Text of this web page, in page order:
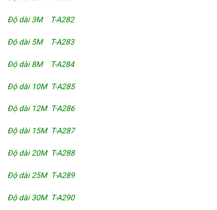
Độ dài 3M T-A282
Độ dài 5M T-A283
Độ dài 8M T-A284
Độ dài 10M T-A285
Độ dài 12M T-A286
Độ dài 15M T-A287
Độ dài 20M T-A288
Độ dài 25M T-A289
Độ dài 30M T-A290